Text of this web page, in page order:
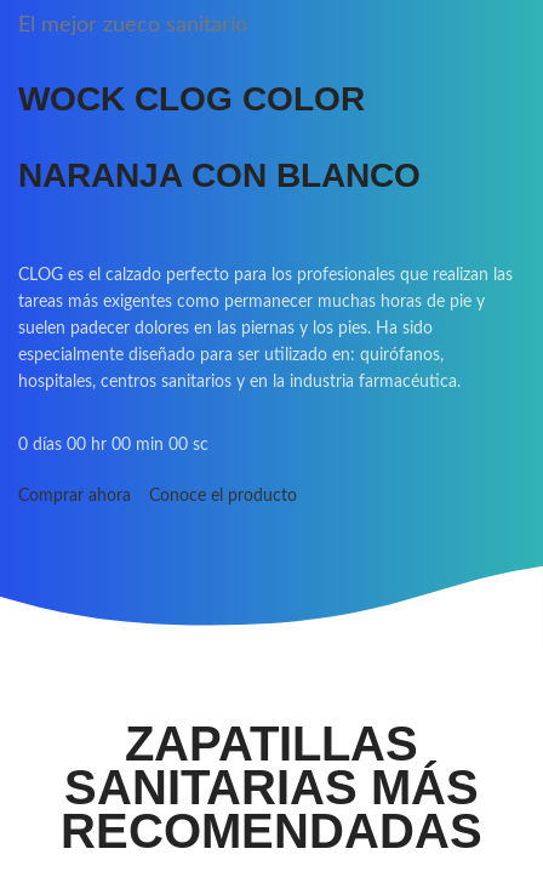
El mejor zueco sanitario
WOCK CLOG COLOR
NARANJA CON BLANCO
CLOG es el calzado perfecto para los profesionales que realizan las
tareas más exigentes como permanecer muchas horas de pie y
suelen padecer dolores en las piernas y los pies. Ha sido
especialmente diseñado para ser utilizado en: quirófanos,
hospitales, centros sanitarios y en la industria farmacéutica.
0 días 00 hr 00 min 00 sc
Comprar ahora Conoce el producto
ZAPATILLAS
SANITARIAS MÁS
RECOMENDADAS